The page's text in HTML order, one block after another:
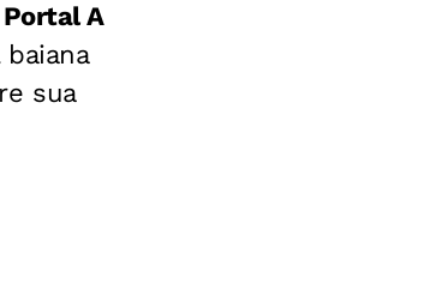
Portal A
sua